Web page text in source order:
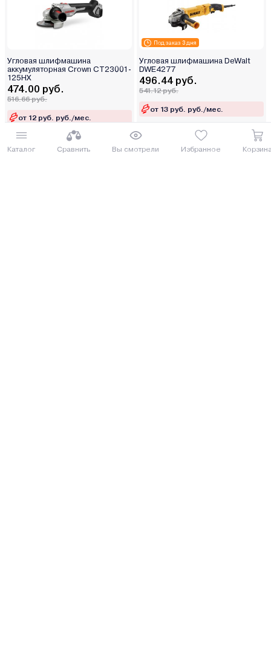
Каталог Сравнить Вы смотрели Избранное
Угловая шлифмашина
аккумуляторная Crown CT23001-
125HX
474.00 руб.
516.66 руб.
от 12 руб. руб./мес.
Еще 1 комплектация
Под заказ 3 дня
Угловая шлифмашина DeWalt
DWE4277
496.44 руб.
541.12 руб.
от 13 руб. руб./мес.